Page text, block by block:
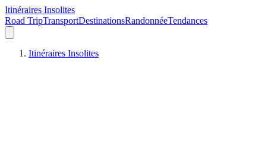
Itinéraires Insolites
Road TripTransportDestinationsRandonnéeTendances
Itinéraires Insolites